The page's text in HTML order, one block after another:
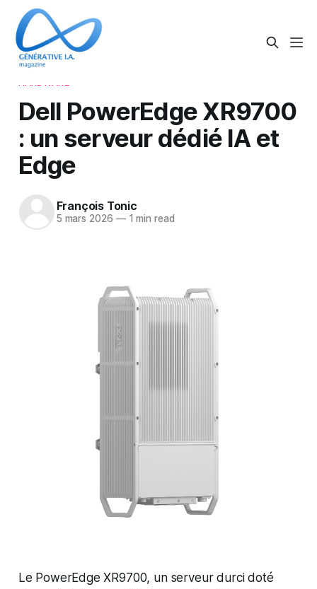
Dell PowerEdge XR9700
: un serveur dédié IA et
Edge
François Tonic
5 mars 2026 —1 min read
Le PowerEdge XR9700, un serveur durci doté